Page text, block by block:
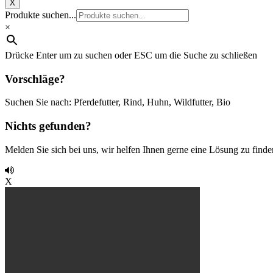
X
Produkte suchen...
×
Drücke Enter um zu suchen oder ESC um die Suche zu schließen
Vorschläge?
Suchen Sie nach: Pferdefutter, Rind, Huhn, Wildfutter, Bio
Nichts gefunden?
Melden Sie sich bei uns, wir helfen Ihnen gerne eine Lösung zu
X